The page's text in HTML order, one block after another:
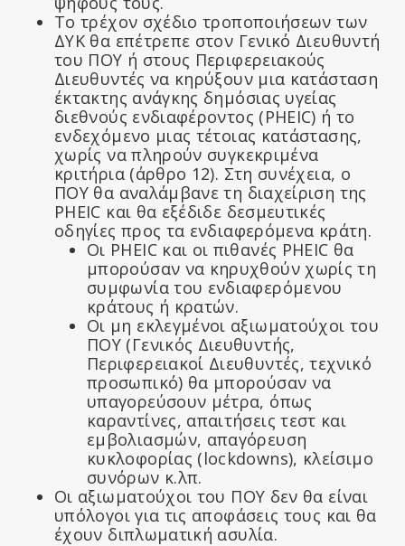
Το τρέχον σχέδιο τροποποιήσεων των
ΔΥΚ θα επέτρεπε στον Γενικό Διευθυντή
του ΠΟΥ ή στους Περιφερειακούς
Διευθυντές να κηρύξουν μια κατάσταση
έκτακτης ανάγκης δημόσιας υγείας
διεθνούς ενδιαφέροντος (PHEIC) ή το
ενδεχόμενο μιας τέτοιας κατάστασης,
χωρίς να πληρούν συγκεκριμένα
κριτήρια (άρθρο 12). Στη συνέχεια, ο
ΠΟΥ θα αναλάμβανε τη διαχείριση της
PHEIC και θα εξέδιδε δεσμευτικές
οδηγίες προς τα ενδιαφερόμενα κράτη.
Οι PHEIC και οι πιθανές PHEIC θα
μπορούσαν να κηρυχθούν χωρίς τη
συμφωνία του ενδιαφερόμενου
κράτους ή κρατών.
Οι μη εκλεγμένοι αξιωματούχοι του
ΠΟΥ (Γενικός Διευθυντής,
Περιφερειακοί Διευθυντές, τεχνικό
προσωπικό) θα μπορούσαν να
υπαγορεύσουν μέτρα, όπως
καραντίνες, απαιτήσεις τεστ και
εμβολιασμών, απαγόρευση
κυκλοφορίας (lockdowns), κλείσιμο
συνόρων κ.λπ.
Οι αξιωματούχοι του ΠΟΥ δεν θα είναι
υπόλογοι για τις αποφάσεις τους και θα
έχουν διπλωματική ασυλία.